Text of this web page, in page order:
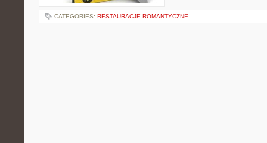
CATEGORIES: RESTAURACJE ROMANTYCZNE